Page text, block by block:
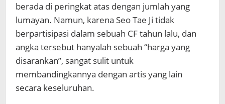
berada di peringkat atas dengan jumlah yang
lumayan. Namun, karena Seo Tae Ji tidak
berpartisipasi dalam sebuah CF tahun lalu, dan
angka tersebut hanyalah sebuah “harga yang
disarankan”, sangat sulit untuk
membandingkannya dengan artis yang lain
secara keseluruhan.